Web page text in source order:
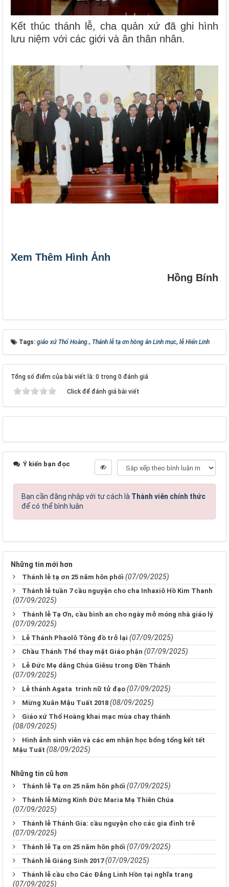
Kết thúc thánh lễ, cha quản xứ đã ghi hình
lưu niệm với các giới và ân thân nhân.
Xem Thêm Hình Ảnh
Hồng Bính
Tags: giáo xứ Thổ Hoàng., Thánh lễ tạ ơn hồng ân Linh mục, lễ Hiển Linh
Tổng số điểm của bài viết là: 0 trong 0 đánh giá
Click để đánh giá bài viết
Ý kiến bạn đọc
Bạn cần đăng nhập với tư cách là Thành viên chính thức
để có thể bình luận
Những tin mới hơn
Thánh lễ tạ ơn 25 năm hôn phối (07/09/2025)
Thánh lễ tuần 7 cầu nguyện cho cha Inhaxiô Hồ Kim Thanh
(07/09/2025)
Thánh lễ Tạ Ơn, cầu bình an cho ngày mở móng nhà giáo lý
(07/09/2025)
Lễ Thánh Phaolô Tông đồ trở lại (07/09/2025)
Chầu Thánh Thể thay mặt Giáo phận (07/09/2025)
Lễ Đức Mẹ dâng Chúa Giêsu trong Đền Thánh
(07/09/2025)
Lễ thánh Agata trinh nữ tử đạo (07/09/2025)
Mừng Xuân Mậu Tuất 2018 (08/09/2025)
Giáo xứ Thổ Hoàng khai mạc mùa chay thánh
(08/09/2025)
Hình ảnh sinh viên và các em nhận học bổng tổng kết tết
Mậu Tuất (08/09/2025)
Những tin cũ hơn
Thánh lễ Tạ ơn 25 năm hôn phối (07/09/2025)
Thánh lễ Mừng Kính Đức Maria Mẹ Thiên Chúa
(07/09/2025)
Thánh lễ Thánh Gia: cầu nguyện cho các gia đình trẻ
(07/09/2025)
Thánh lễ Tạ ơn 25 năm hôn phối (07/09/2025)
Thánh lễ Giáng Sinh 2017 (07/09/2025)
Thánh lễ cầu cho Các Đẳng Linh Hồn tại nghĩa trang
(07/09/2025)